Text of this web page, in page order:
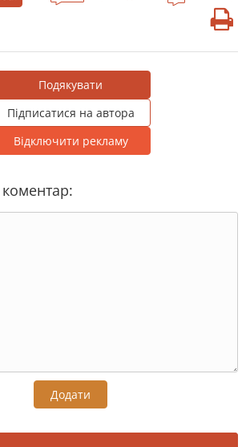
Подякувати
Підписатися на автора
Відключити рекламу
Додати